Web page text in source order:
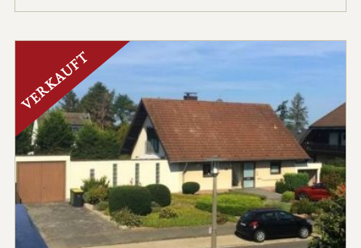
VERKAUFT